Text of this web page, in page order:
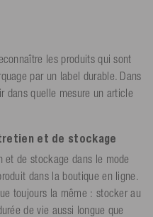
les produits qui sont
par un label durable. Dans
dans quelle mesure un article
et de stockage
et de stockage dans le mode
dans la boutique en ligne.
toujours la même : stocker au
de vie aussi longue que